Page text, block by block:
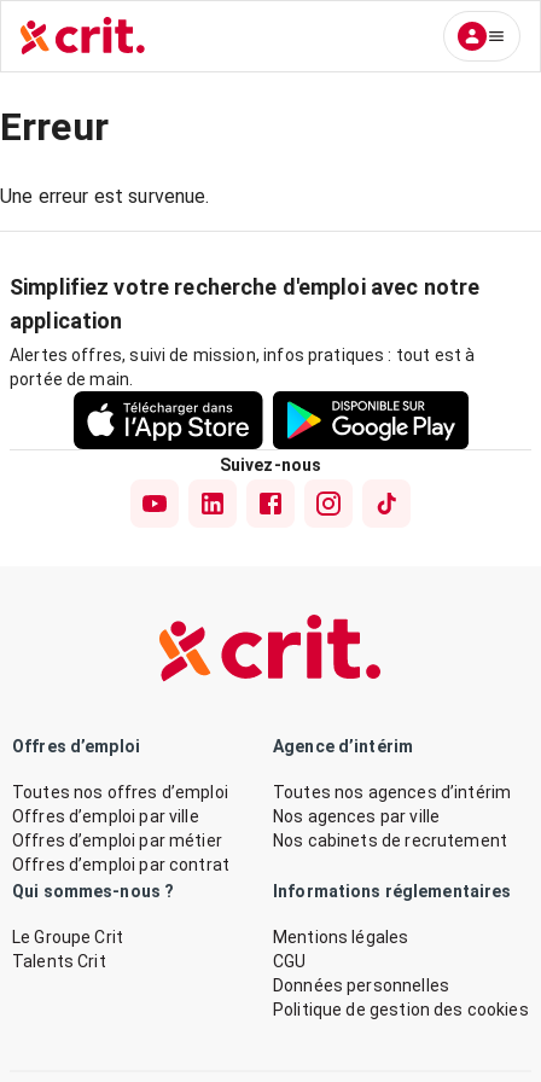
Erreur
Une erreur est survenue.
Simplifiez votre recherche d'emploi avec notre
application
Alertes offres, suivi de mission, infos pratiques : tout est à
portée de main.
Suivez-nous
Offres d’emploi
Toutes nos offres d’emploi
Offres d’emploi par ville
Offres d’emploi par métier
Offres d’emploi par contrat
Agence d’intérim
Toutes nos agences d’intérim
Nos agences par ville
Nos cabinets de recrutement
Qui sommes-nous ?
Le Groupe Crit
Talents Crit
Informations réglementaires
Mentions légales
CGU
Données personnelles
Politique de gestion des cookies